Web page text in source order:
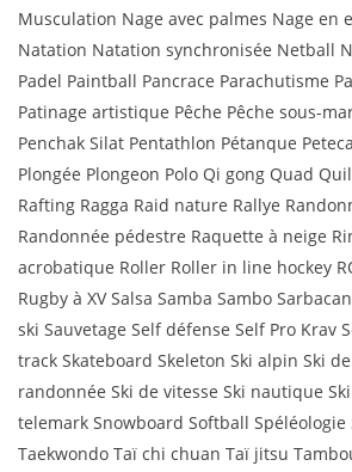
Musculation Nage avec palmes Nage en
Natation Natation synchronisée Netball
Padel Paintball Pancrace Parachutisme
Patinage artistique Pêche Pêche sous-
Penchak Silat Pentathlon Pétanque
Plongée Plongeon Polo Qi gong Quad
Rafting Ragga Raid nature Rallye
Randonnée pédestre Raquette à neige
acrobatique Roller Roller in line hockey
Rugby à XV Salsa Samba Sambo
ski Sauvetage Self défense Self Pro Krav
track Skateboard Skeleton Ski alpin Ski
randonnée Ski de vitesse Ski nautique
telemark Snowboard Softball Spéléologie
Taekwondo Taï chi chuan Taï jitsu